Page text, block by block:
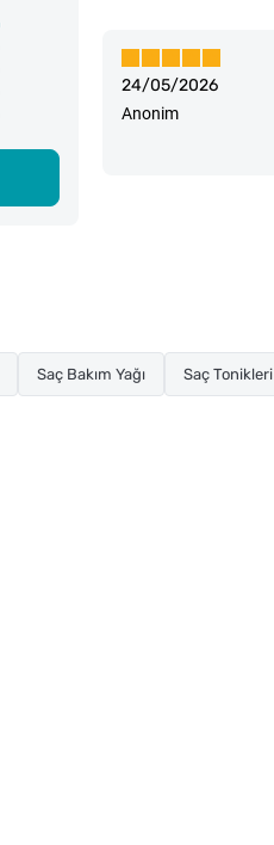
24/05/2026
Anonim
Saç Bakım Yağı Saç Tonikleri